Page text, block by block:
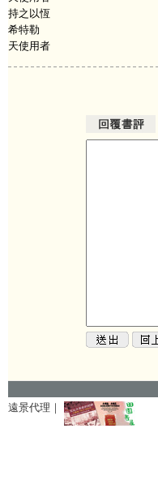
持之以恆
希特勒
天使用者
遠景代理｜